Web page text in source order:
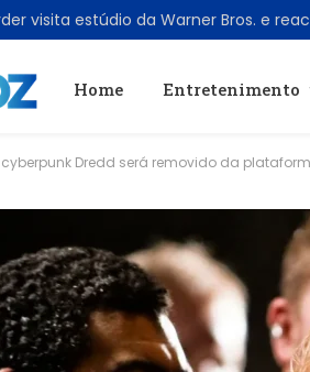
Home Entretenimento
Dredd será removido da